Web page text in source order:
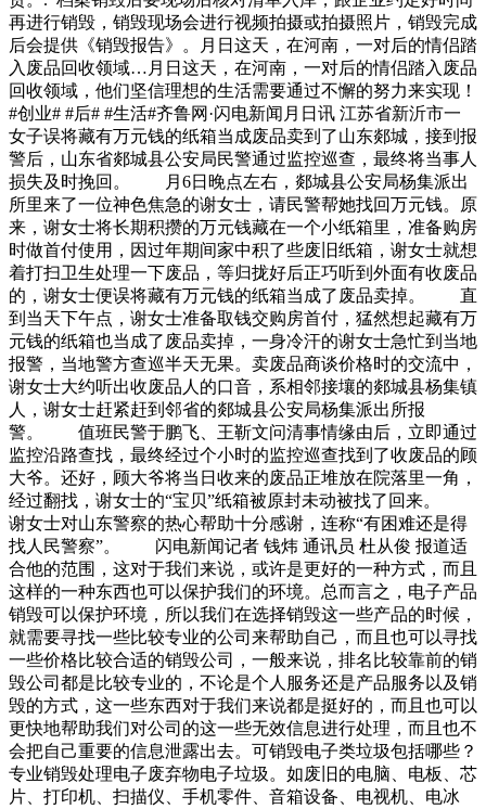
再进行销毁，销毁现场会进行视频拍摄或拍摄照片，销毁完成
后会提供《销毁报告》。月日这天，在河南，一对后的情侣踏
入废品回收领域…月日这天，在河南，一对后的情侣踏入废品
回收领域，他们坚信理想的生活需要通过不懈的努力来实现！
#创业# #后# #生活#齐鲁网·闪电新闻月日讯 江苏省新沂市一
女子误将藏有万元钱的纸箱当成废品卖到了山东郯城，接到报
警后，山东省郯城县公安局民警通过监控巡查，最终将当事人
损失及时挽回。 月6日晚点左右，郯城县公安局杨集派出
所里来了一位神色焦急的谢女士，请民警帮她找回万元钱。原
来，谢女士将长期积攒的万元钱藏在一个小纸箱里，准备购房
时做首付使用，因过年期间家中积了些废旧纸箱，谢女士就想
着打扫卫生处理一下废品，等归拢好后正巧听到外面有收废品
的，谢女士便误将藏有万元钱的纸箱当成了废品卖掉。 直
到当天下午点，谢女士准备取钱交购房首付，猛然想起藏有万
元钱的纸箱也当成了废品卖掉，一身冷汗的谢女士急忙到当地
报警，当地警方查巡半天无果。卖废品商谈价格时的交流中，
谢女士大约听出收废品人的口音，系相邻接壤的郯城县杨集镇
人，谢女士赶紧赶到邻省的郯城县公安局杨集派出所报
警。 值班民警于鹏飞、王靳文问清事情缘由后，立即通过
监控沿路查找，最终经过个小时的监控巡查找到了收废品的顾
大爷。还好，顾大爷将当日收来的废品正堆放在院落里一角，
经过翻找，谢女士的“宝贝”纸箱被原封未动被找了回来。
谢女士对山东警察的热心帮助十分感谢，连称“有困难还是得
找人民警察”。 闪电新闻记者 钱炜 通讯员 杜从俊 报道适
合他的范围，这对于我们来说，或许是更好的一种方式，而且
这样的一种东西也可以保护我们的环境。总而言之，电子产品
销毁可以保护环境，所以我们在选择销毁这一些产品的时候，
就需要寻找一些比较专业的公司来帮助自己，而且也可以寻找
一些价格比较合适的销毁公司，一般来说，排名比较靠前的销
毁公司都是比较专业的，不论是个人服务还是产品服务以及销
毁的方式，这一些东西对于我们来说都是挺好的，而且也可以
更快地帮助我们对公司的这一些无效信息进行处理，而且也不
会把自己重要的信息泄露出去。可销毁电子类垃圾包括哪些？
专业销毁处理电子废弃物电子垃圾。如废旧的电脑、电板、芯
片、打印机、扫描仪、手机零件、音箱设备、电视机、电冰